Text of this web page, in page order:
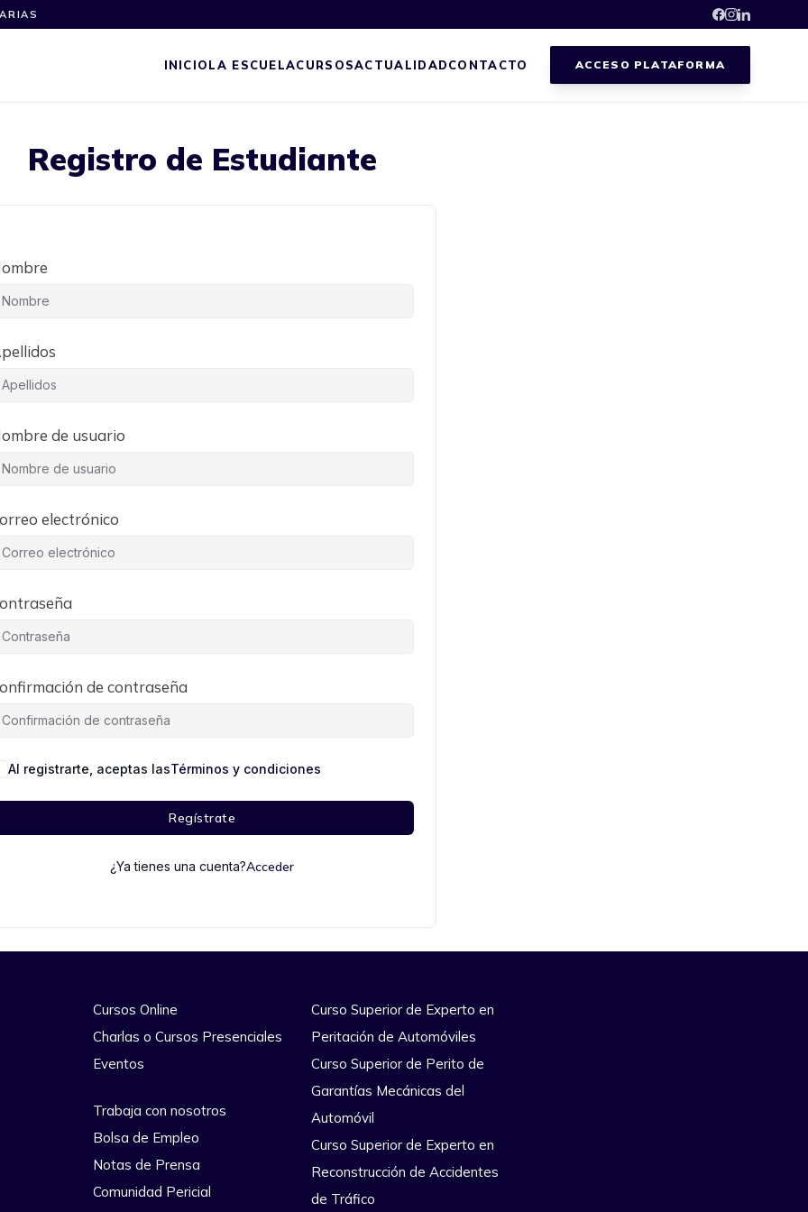
INICIOLA ESCUELACURSOSACTUALIDADCONTACTO ACCESO PLATAFORMA
Registro de Estudiante
de usuario
electrónico
de contraseña
Al registrarte, aceptas lasTérminos y condiciones
Regístrate
¿Ya tienes una cuenta?Acceder
Cursos Online
Charlas o Cursos Presenciales
Eventos
Trabaja con nosotros
Bolsa de Empleo
Notas de Prensa
Comunidad Pericial
Curso Superior de Experto en
Peritación de Automóviles
Curso Superior de Perito de
Garantías Mecánicas del
Automóvil
Curso Superior de Experto en
Reconstrucción de Accidentes
de Tráfico